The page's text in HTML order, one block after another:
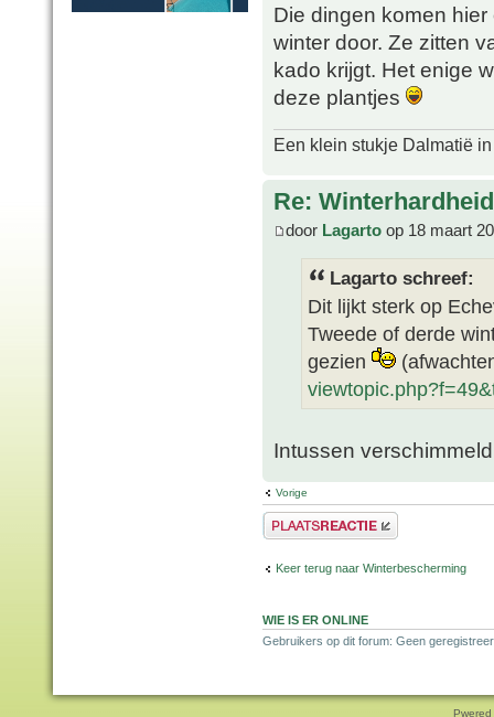
Die dingen komen
winter door. Ze zitten
kado krijgt. Het enige
deze plantjes
Een klein stukje Dalmatië
Re:
door Lagarto op 18 maart
Lagarto schreef:
Dit lijkt sterk op
Tweede of derde
gezien
Intussen
Vorige
Plaats een reactie
Keer terug naar Winterbescherming
WIE IS ER ONLINE
Gebruikers op dit forum: Geen